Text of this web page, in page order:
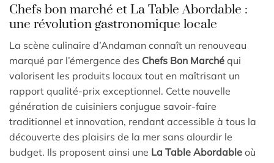
Chefs bon marché et La Table Abordable :
une révolution gastronomique locale
La scène culinaire d’Andaman connaît un renouveau
marqué par l’émergence des Chefs Bon Marché qui
valorisent les produits locaux tout en maîtrisant un
rapport qualité-prix exceptionnel. Cette nouvelle
génération de cuisiniers conjugue savoir-faire
traditionnel et innovation, rendant accessible à tous la
découverte des plaisirs de la mer sans alourdir le
budget. Ils proposent ainsi une La Table Abordable où